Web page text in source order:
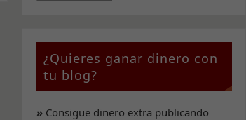
¿Quieres ganar dinero con
tu blog?
»Consigue dinero extra publicando